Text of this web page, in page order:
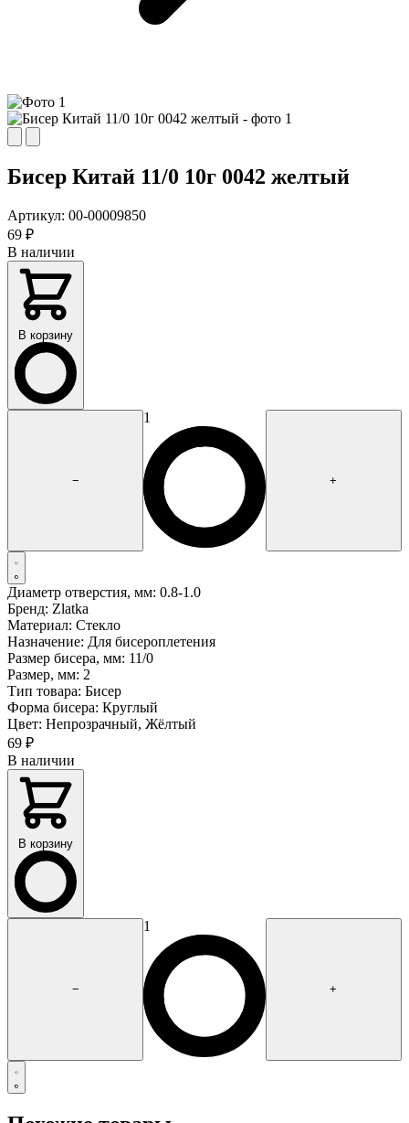
Бисер Китай 11/0 10г 0042 желтый
Артикул: 00-00009850
69 ₽
В наличии
В корзину
−
1
+
Диаметр отверстия, мм: 0.8-1.0
Бренд: Zlatka
Материал: Стекло
Назначение: Для бисероплетения
Размер бисера, мм: 11/0
Размер, мм: 2
Тип товара: Бисер
Форма бисера: Круглый
Цвет: Непрозрачный, Жёлтый
69 ₽
В наличии
В корзину
−
1
+